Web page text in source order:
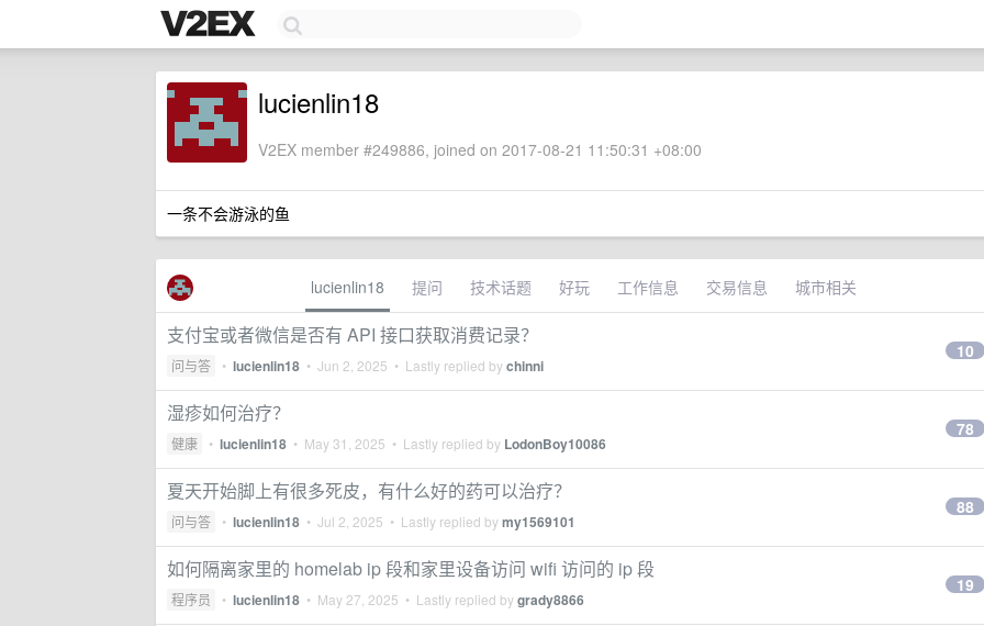
lucienlin18
V2EX member #249886, joined on 2017-08-21 11:50:31 +08:00
一条不会游泳的鱼
lucienlin18 提问 技术话题 好玩 工作信息 交易信息 城市相关
支付宝或者微信是否有 API 接口获取消费记录？
问与答 • lucienlin18 • Jun 2, 2025 • Lastly replied bychinni
10
湿疹如何治疗？
健康 • lucienlin18 • May 31, 2025 • Lastly replied by LodonBoy10086
78
夏天开始脚上有很多死皮，有什么好的药可以治疗？
问与答 • lucienlin18 • Jul 2, 2025 • Lastly replied bymy1569101
88
如何隔离家里的 homelab ip 段和家里设备访问 wifi 访问的 ip 段
程序员 • lucienlin18 • May 27, 2025 • Lastly replied bygrady8866
19